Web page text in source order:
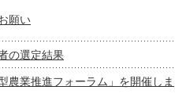
願い
の選定結果
農業推進フォーラム」を開催しま